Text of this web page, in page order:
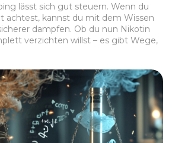
lässt sich gut steuern. Wenn du
achtest, kannst du mit dem Wissen
dampfen. Ob du nun Nikotin
verzichten willst – es gibt Wege,